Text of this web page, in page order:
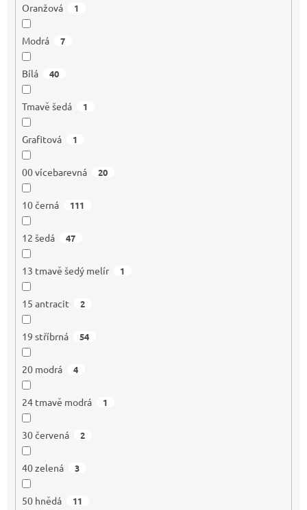
Oranžová 1
Modrá 7
Bílá 40
Tmavě šedá 1
Grafitová 1
00 vícebarevná 20
10 černá 111
12 šedá 47
13 tmavě šedý melír 1
15 antracit 2
19 stříbrná 54
20 modrá 4
24 tmavě modrá 1
30 červená 2
40 zelená 3
50 hnědá 11